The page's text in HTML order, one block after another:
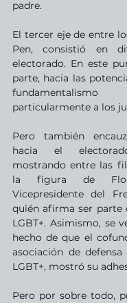
padre.
El tercer eje de entre
Pen, consistió en
electorado. En este
parte, hacia las
particularmente a los
Pero también
hacia el
mostrando entre las
la figura de
Vicepresidente del
quién afirma ser parte
LGBT+. Asimismo, se
hecho de que el
asociación de
LGBT+, mostró su
Pero por sobre todo,